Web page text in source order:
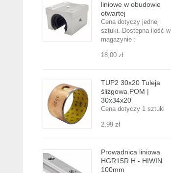
liniowe w obudowie
otwartej
Cena dotyczy jednej
sztuki. Dostępna ilość w
magazynie :
18,00 zł
TUP2 30x20 Tuleja
ślizgowa POM |
30x34x20
Cena dotyczy 1 sztuki
2,99 zł
Prowadnica liniowa
HGR15R H - HIWIN
100mm